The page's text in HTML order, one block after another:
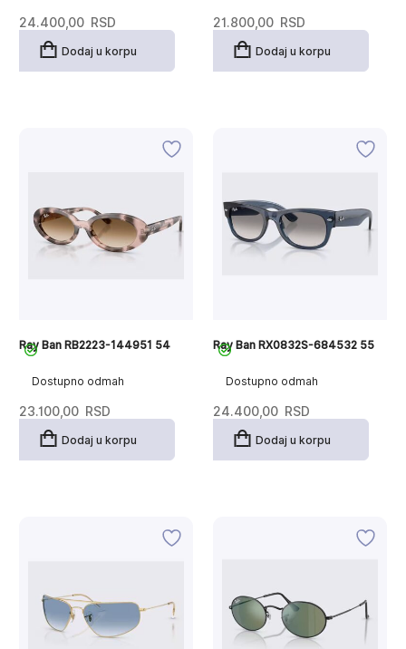
24.400,00 RSD
Dodaj u korpu
21.800,00 RSD
Dodaj u korpu
Dostupno odmah
Ray Ban RB2223-144951 54
23.100,00 RSD
Dodaj u korpu
Dostupno odmah
Ray Ban RX0832S-684532 55
24.400,00 RSD
Dodaj u korpu